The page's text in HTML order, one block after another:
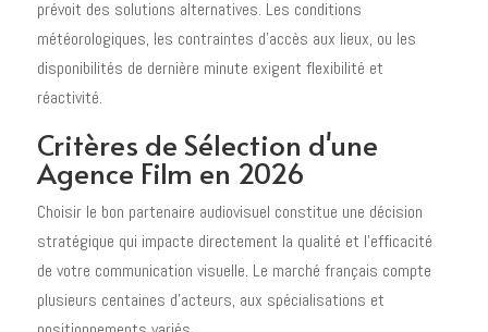
prévoit des solutions alternatives. Les conditions
météorologiques, les contraintes d'accès aux lieux, ou les
disponibilités de dernière minute exigent flexibilité et
réactivité.
Critères de Sélection d'une
Agence Film en 2026
Choisir le bon partenaire audiovisuel constitue une décision
stratégique qui impacte directement la qualité et l'efficacité
de votre communication visuelle. Le marché français compte
plusieurs centaines d'acteurs, aux spécialisations et